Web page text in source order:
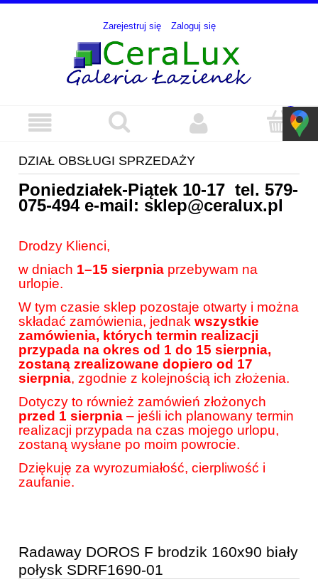
Zarejestruj się Zaloguj się
DZIAŁ OBSŁUGI SPRZEDAŻY
Poniedziałek-Piątek 10-17 tel. 579-
075-494e-mail: sklep@ceralux.pl
Drodzy Klienci,
w dniach 1–15 sierpnia przebywam na
urlopie.
W tym czasie sklep pozostaje otwarty i można
składać zamówienia, jednak wszystkie
zamówienia, których termin realizacji
przypada na okres od 1 do 15 sierpnia,
zostaną zrealizowane dopiero od 17
sierpnia, zgodnie z kolejnością ich złożenia.
Dotyczy to również zamówień złożonych
przed 1 sierpnia – jeśli ich planowany termin
realizacji przypada na czas mojego urlopu,
zostaną wysłane po moim powrocie.
Dziękuję za wyrozumiałość, cierpliwość i
zaufanie.
Radaway DOROS F brodzik 160x90 biały
połysk SDRF1690-01